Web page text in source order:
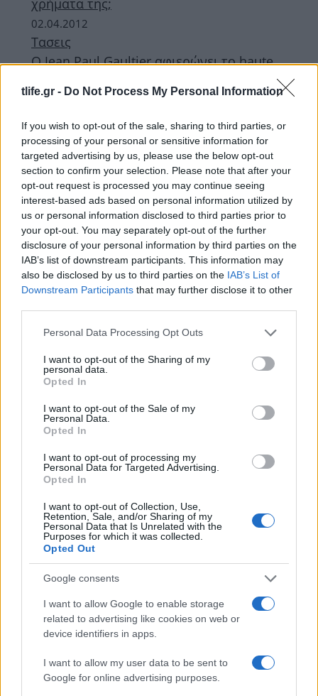
tlife.gr - Do Not Process My Personal Information
If you wish to opt-out of the sale, sharing to third parties, or
processing of your personal or sensitive information for
targeted advertising by us, please use the below opt-out
section to confirm your selection. Please note that after your
opt-out request is processed you may continue seeing
interest-based ads based on personal information utilized by
us or personal information disclosed to third parties prior to
your opt-out. You may separately opt-out of the further
disclosure of your personal information by third parties on the
IAB’s list of downstream participants. This information may
also be disclosed by us to third parties on the IAB’s List of
Downstream Participants that may further disclose it to other
Please note that this website/app uses one or more Google
not limited to your visit or usage behaviour. You may click to
grant or deny consent to Google and its third-party tags to
use your data for below specified purposes in below Google
consent section.
Personal Data Processing Opt Outs
I want to opt-out of the Sharing of my
personal data.
Opted In
I want to opt-out of the Sale of my
Personal Data.
Opted In
I want to opt-out of processing my
Personal Data for Targeted Advertising.
Opted In
I want to opt-out of Collection, Use,
Retention, Sale, and/or Sharing of my
Personal Data that Is Unrelated with the
Purposes for which it was collected.
Opted Out
Google consents
I want to allow Google to enable storage
related to advertising like cookies on web or
device identifiers in apps.
I want to allow my user data to be sent to
Google for online advertising purposes.
χρήματα της;
02.04.2012
Τασεις
Ο Jean Paul Gaultier αφιερώνει το haute
Έχουμε photo!
ΔΙΑΦΗΜΙΣΗ
News
Ποια είναι η Ελληνίδα σωσίας της A.
Winehouse;
News
Δες την τελευταία ηχογράφηση της
Winehouse! Σήμερα θα γινόταν 28
14.09.2011
Το ξέσπασμα του M. Winehouse!
Κατηγορεί τον Blake για το θάνατο της
Amy!
14.09.2011
Γονείς Amy Winehouse: “Το αλκοόλ
σκότωσε την κόρη μας, όχι τα ναρκωτικά”
News
Το πόρισμα από τις τοξικολογικές της